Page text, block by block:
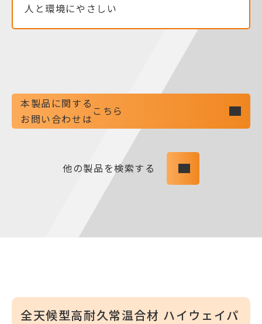
人と環境にやさしい
本製品に関する
お問い合わせは
こちら
他の製品を検索する
全天候型高耐久常温合材 ハイウェイパ